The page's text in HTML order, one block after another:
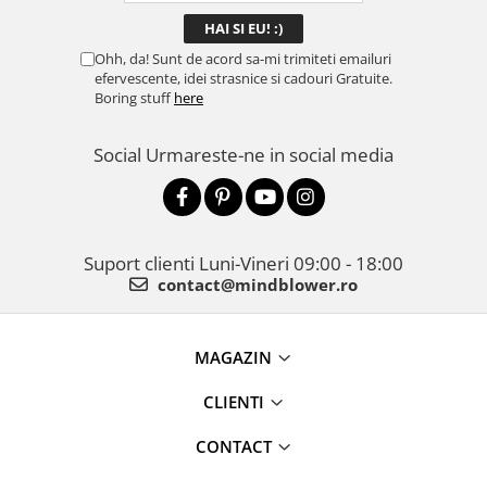
Ohh, da! Sunt de acord sa-mi trimiteti emailuri
efervescente, idei strasnice si cadouri Gratuite.
Boring stuffhere
Social Urmareste-ne in social media
Suport clienti Luni-Vineri 09:00 - 18:00
contact@mindblower.ro
MAGAZIN
CLIENTI
CONTACT